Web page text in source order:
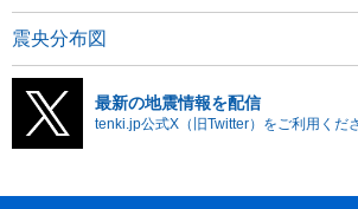
震央分布図
最新の地震情報を配信
tenki.jp公式X（旧Twitter）をご利用くだ